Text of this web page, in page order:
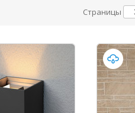
Страницы